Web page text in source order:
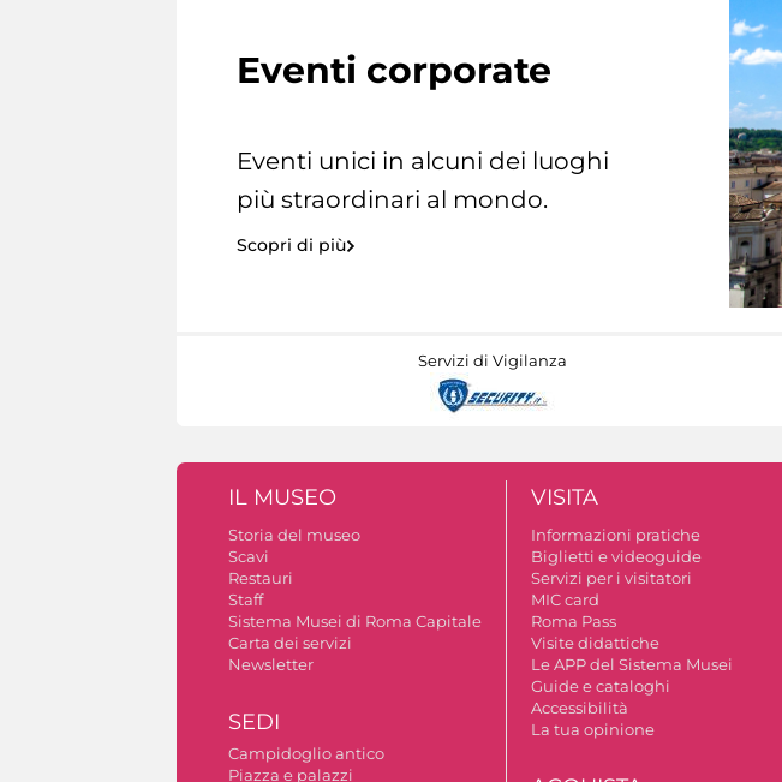
Eventi corporate
Eventi unici in alcuni dei luoghi
più straordinari al mondo.
Scopri di più
Servizi di Vigilanza
IL MUSEO
Storia del museo
Scavi
Restauri
Staff
Sistema Musei di Roma Capitale
Carta dei servizi
Newsletter
SEDI
Campidoglio antico
Piazza e palazzi
VISITA
Informazioni pratiche
Biglietti e videoguide
Servizi per i visitatori
MIC card
Roma Pass
Visite didattiche
Le APP del Sistema Musei
Guide e cataloghi
Accessibilità
La tua opinione